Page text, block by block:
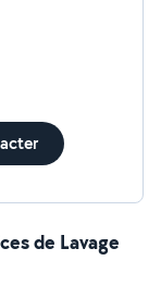
de Lavage